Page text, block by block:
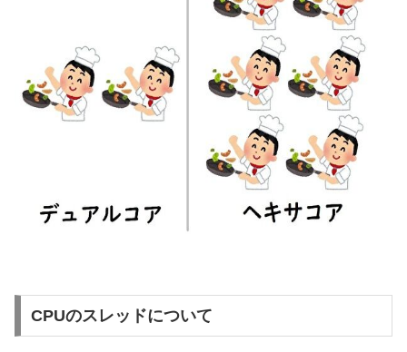
CPUのスレッドについて